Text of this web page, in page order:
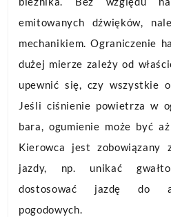
emitowanych dźwięków,
mechanikiem. Ograniczenie
dużej mierze zależy od
upewnić się, czy wszystkie
Jeśli ciśnienie powietrza w
bara, ogumienie może być
Kierowca jest zobowiązany
jazdy, np. unikać
dostosować jazdę do
pogodowych.